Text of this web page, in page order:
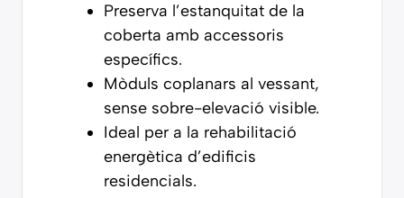
Preserva l’estanquitat de la
coberta amb accessoris
específics.
Mòduls coplanars al vessant,
sense sobre-elevació visible.
Ideal per a la rehabilitació
energètica d’edificis
residencials.